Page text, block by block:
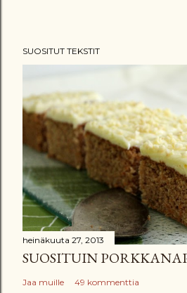
SUOSITUT TEKSTIT
heinäkuuta 27, 2013
SUOSITUIN
Jaa muille 49 kommenttia